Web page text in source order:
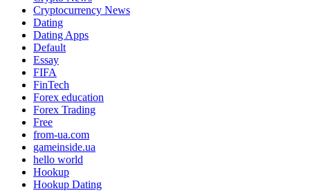
Cryptocurrency News
Dating
Dating Apps
Default
Essay
FIFA
FinTech
Forex education
Forex Trading
Free
from-ua.com
gameinside.ua
hello world
Hookup
Hookup Dating